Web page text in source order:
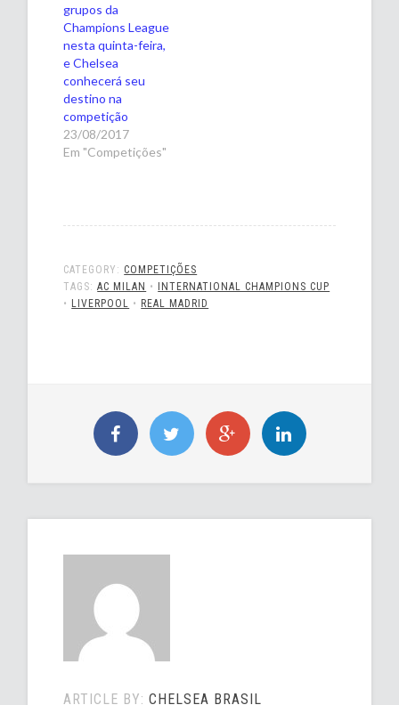
grupos da
Champions League
nesta quinta-feira,
e Chelsea
conhecerá seu
destino na
competição
23/08/2017
Em "Competições"
CATEGORY: COMPETIÇÕES
TAGS:AC MILAN •
INTERNATIONAL CHAMPIONS CUP
• LIVERPOOL • REAL MADRID
ARTICLE BY:CHELSEA BRASIL